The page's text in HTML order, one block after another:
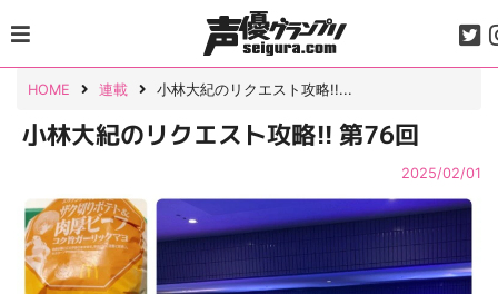
to
content
HOME 連載 小林大紀のリクエスト攻略!!...
小林大紀のリクエスト攻略!! 第76回
2025/02/01